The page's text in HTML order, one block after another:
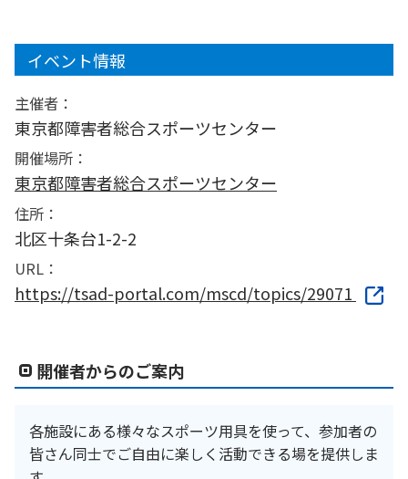
イベント情報
主催者：
東京都障害者総合スポーツセンター
開催場所：
東京都障害者総合スポーツセンター
住所：
北区十条台1-2-2
URL：
https://tsad-portal.com/mscd/topics/29071
開催者からのご案内
各施設にある様々なスポーツ用具を使って、参加者の
皆さん同士でご自由に楽しく活動できる場を提供しま